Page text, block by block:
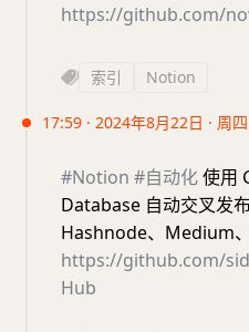
https://github.com/
索引 Notion
17:59 · 2024年8月22日 · 周四
#Notion #自动化使用
Database 自动交叉发
Hashnode、Medium
https://github.com/
Hub